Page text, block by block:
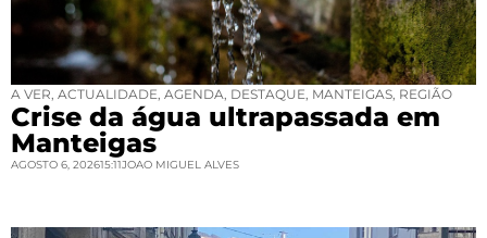
A VER ACTUALIDADE AGENDA DESTAQUE MANTEIGAS REGIÃO
Crise da água ultrapassada em
Manteigas
AGOSTO 6, 202615:11JOAO MIGUEL ALVES